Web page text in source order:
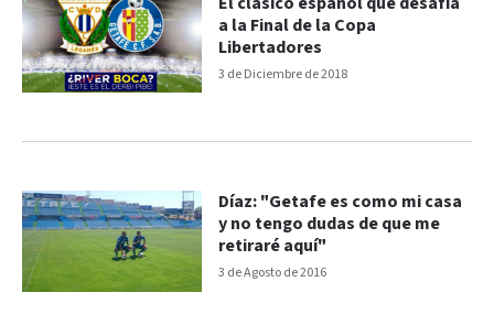
3 de Diciembre de 2018
a la Final de la Copa
Libertadores
3 de Agosto de 2016
Díaz: "Getafe es como mi casa
y no tengo dudas de que me
retiraré aquí"